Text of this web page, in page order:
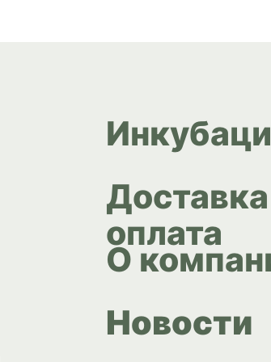
оплата
О
Новости